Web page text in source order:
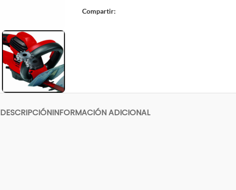
Compartir:
DESCRIPCIÓNINFORMACIÓN ADICIONAL